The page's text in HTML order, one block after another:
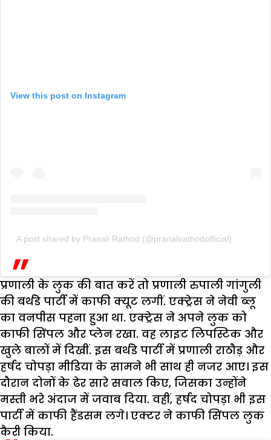
View this post on Instagram
A post shared by Pranali Rathod (@pranalirathodofficial)
प्रणाली के लुक की बात करें तो प्रणाली रुपाली गांगुली
की बर्थडे पार्टी में काफी क्यूट लगीं. एक्ट्रेस ने नेवी ब्लू
का वनपीस पहना हुआ था. एक्ट्रेस ने अपने लुक को
काफी सिंपल और प्लेन रखा. वह लाइट लिपस्टिक और
खुले बालों में दिखीं. इस बर्थडे पार्टी में प्रणाली राठौड़ और
हर्षद चोपड़ा मीडिया के सामने भी साथ ही नजर आए। इस
दौरान दोनों के ढेर सारे सवाल किए, जिसका उन्होंने
मस्ती भरे अंदाज में जवाब दिया. वहीं, हर्षद चोपड़ा भी इस
पार्टी में काफी हैंडसम लगे। एक्टर ने काफी सिंपल लुक
कैरी किया.